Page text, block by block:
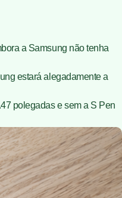
a Samsung não tenha
estará alegadamente a
polegadas e sem a S Pen